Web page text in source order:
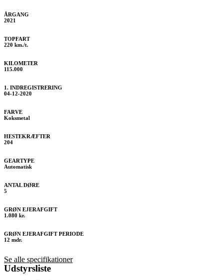
ÅRGANG
2021
TOPFART
220 km./t.
KILOMETER
115.000
1. INDREGISTRERING
04-12-2020
FARVE
Koksmetal
HESTEKRÆFTER
204
GEARTYPE
Automatisk
ANTAL DØRE
5
GRØN EJERAFGIFT
1.080 kr.
GRØN EJERAFGIFT PERIODE
12 mdr.
Se alle specifikationer
Udstyrsliste